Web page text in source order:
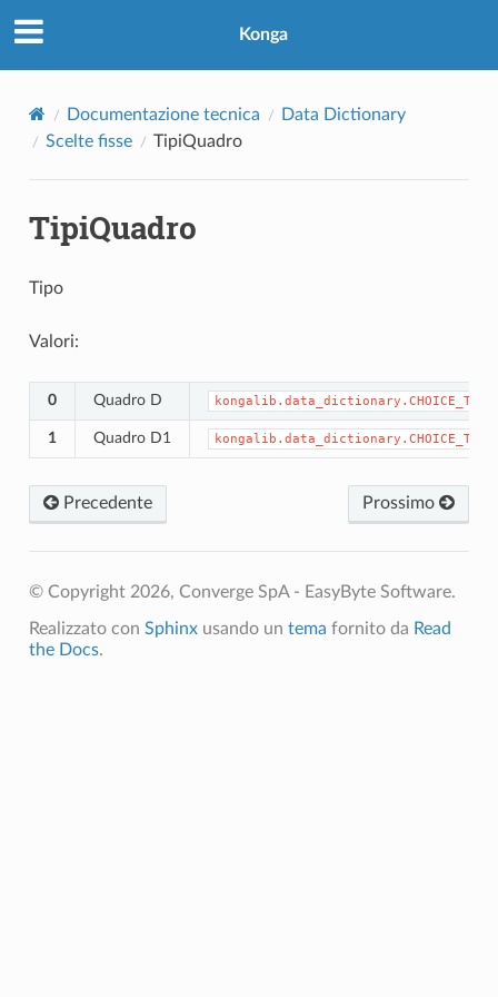
Konga
Documentazione tecnica
Data Dictionary
Scelte fisse
TipiQuadro
TipiQuadro
Tipo
Valori:
0 Quadro D
1 Quadro D1
Precedente Prossimo
© Copyright 2026, Converge SpA - EasyByte Software.
Realizzato con Sphinxusando un tema fornito da Read
the Docs.